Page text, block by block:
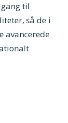
til
så de i
avancerede